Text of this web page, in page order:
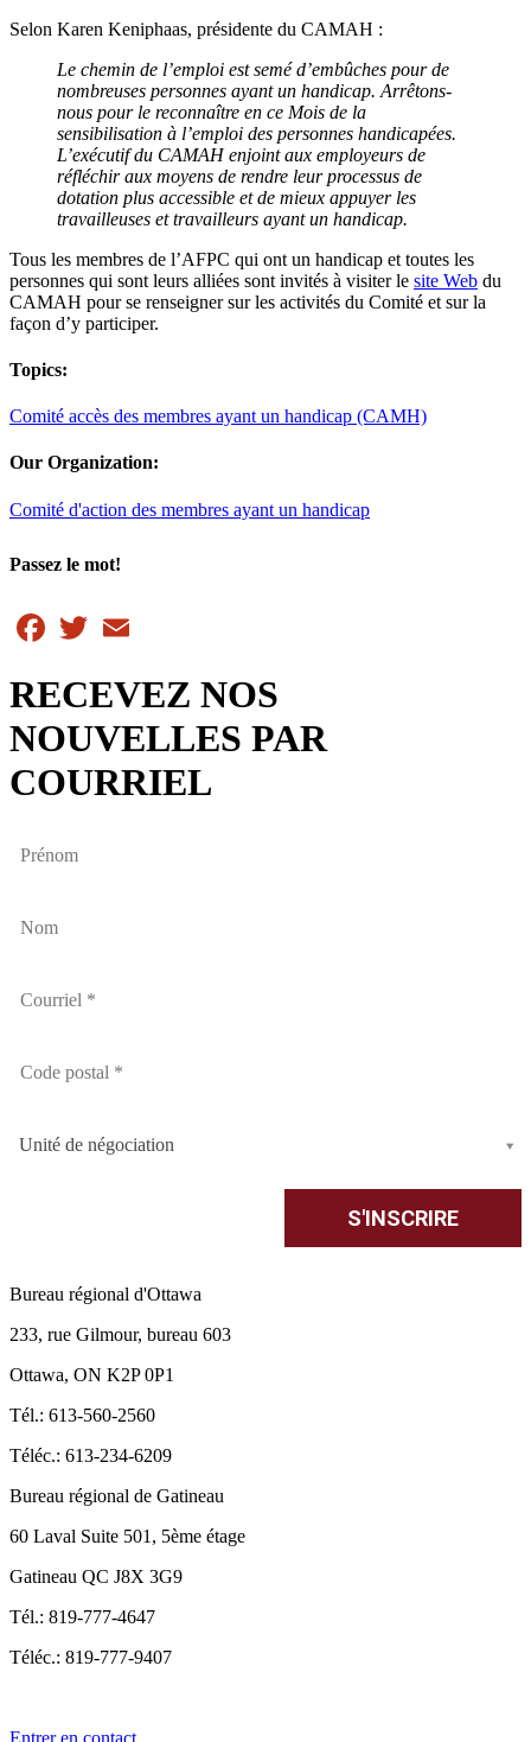
Selon Karen Keniphaas, présidente du CAMAH :
Le chemin de l’emploi est semé d’embûches pour de
nombreuses personnes ayant un handicap. Arrêtons-
nous pour le reconnaître en ce Mois de la
sensibilisation à l’emploi des personnes handicapées.
L’exécutif du CAMAH enjoint aux employeurs de
réfléchir aux moyens de rendre leur processus de
dotation plus accessible et de mieux appuyer les
travailleuses et travailleurs ayant un handicap.
Tous les membres de l’AFPC qui ont un handicap et toutes les
personnes qui sont leurs alliées sont invités à visiter le site Web du
CAMAH pour se renseigner sur les activités du Comité et sur la
façon d’y participer.
Topics:
Comité accès des membres ayant un handicap (CAMH)
Our Organization:
Comité d'action des membres ayant un handicap
Passez le mot!
Facebook
Twitter
RECEVEZ NOS
NOUVELLES PAR
COURRIEL
Unité de négociation
Bureau régional d'Ottawa
233, rue Gilmour, bureau 603
Ottawa, ON K2P 0P1
Tél.: 613-560-2560
Téléc.: 613-234-6209
Bureau régional de Gatineau
60 Laval Suite 501, 5ème étage
Gatineau QC J8X 3G9
Tél.: 819-777-4647
Téléc.: 819-777-9407
Entrer en contact